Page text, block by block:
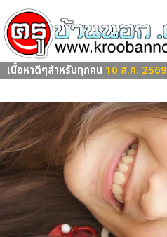
เนื้อหาดีๆสำหรับทุกคน 10 ส.ค. 2569